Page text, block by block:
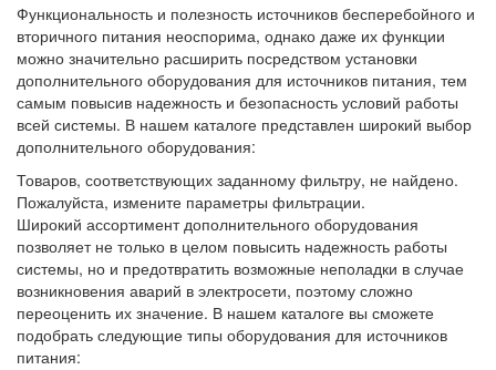
Функциональность и полезность источников бесперебойного и
вторичного питания неоспорима, однако даже их функции
можно значительно расширить посредством установки
дополнительного оборудования для источников питания, тем
самым повысив надежность и безопасность условий работы
всей системы. В нашем каталоге представлен широкий выбор
дополнительного оборудования:
Товаров, соответствующих заданному фильтру, не найдено.
Пожалуйста, измените параметры фильтрации.
Широкий ассортимент дополнительного оборудования
позволяет не только в целом повысить надежность работы
системы, но и предотвратить возможные неполадки в случае
возникновения аварий в электросети, поэтому сложно
переоценить их значение. В нашем каталоге вы сможете
подобрать следующие типы оборудования для источников
питания: